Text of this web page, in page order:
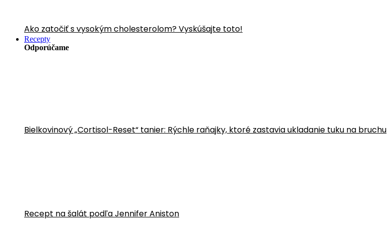
Ako zatočiť s vysokým cholesterolom? Vyskúšajte toto!
Recepty
Odporúčame
Bielkovinový „Cortisol-Reset“ tanier: Rýchle raňajky, ktoré zastavia ukladanie tuku na bruchu
Recept na šalát podľa Jennifer Aniston